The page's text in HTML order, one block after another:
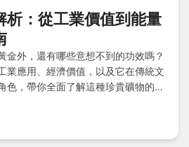
析：從工業價值到能量
金外，還有哪些意想不到的功效嗎？
業應用、經濟價值，以及它在傳統文
色，帶你全面了解這種珍貴礦物的多